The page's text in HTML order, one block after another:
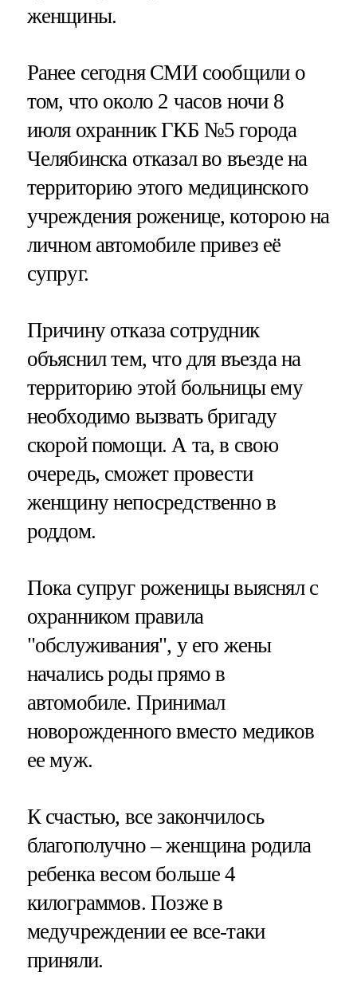
женщины.
Ранее сегодня СМИ сообщили о
том, что около 2 часов ночи 8
июля охранник ГКБ №5 города
Челябинска отказал во въезде на
территорию этого медицинского
учреждения роженице, которою на
личном автомобиле привез её
супруг.
Причину отказа сотрудник
объяснил тем, что для въезда на
территорию этой больницы ему
необходимо вызвать бригаду
скорой помощи. А та, в свою
очередь, сможет провести
женщину непосредственно в
роддом.
Пока супруг роженицы выяснял с
охранником правила
"обслуживания", у его жены
начались роды прямо в
автомобиле. Принимал
новорожденного вместо медиков
ее муж.
К счастью, все закончилось
благополучно – женщина родила
ребенка весом больше 4
килограммов. Позже в
медучреждении ее все-таки
приняли.